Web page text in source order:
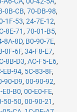
0B-CB, 70-DB-98,
1F-53, 24-7E-12,
8E-71 , 70-01-B5,
8A-8D, B0-90-7E,
0F-6F, 34-F8-E7,
8B-D3, AC-F5-E6,
EB-94, 5C-83-8F,
90-D9, 00-90-92,
E0-B0, 00-E0-FE,
50-50, 00-90-21 ,